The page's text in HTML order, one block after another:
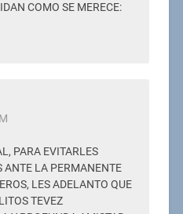
COMO SE MERECE:
PARA EVITARLES
ANTE LA PERMANENTE
LES ADELANTO QUE
TEVEZ